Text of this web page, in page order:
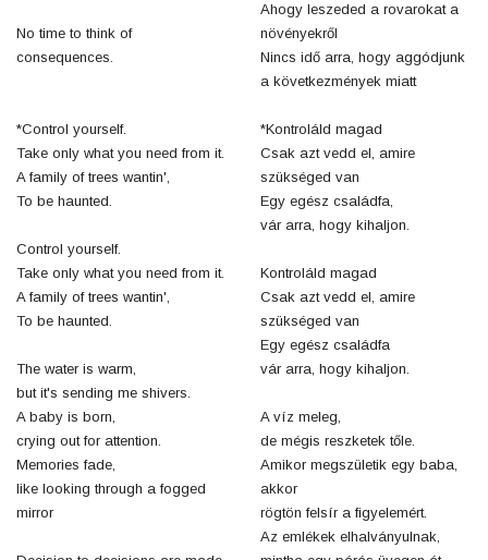
No time to think of
consequences.
*Control yourself.
Take only what you need from it.
A family of trees wantin',
To be haunted.
Control yourself.
Take only what you need from it.
A family of trees wantin',
To be haunted.
The water is warm,
but it's sending me shivers.
A baby is born,
crying out for attention.
Memories fade,
like looking through a fogged
mirror
Ahogy leszeded a rovarokat a
növényekről
Nincs idő arra, hogy aggódjunk
a következmények miatt
*Kontroláld magad
Csak azt vedd el, amire
szükséged van
Egy egész családfa,
vár arra, hogy kihaljon.
Kontroláld magad
Csak azt vedd el, amire
szükséged van
Egy egész családfa
vár arra, hogy kihaljon.
A víz meleg,
de mégis reszketek tőle.
Amikor megszületik egy baba,
akkor
rögtön felsír a figyelemért.
Az emlékek elhalványulnak,